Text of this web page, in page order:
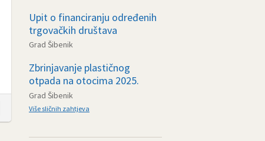
Upit o financiranju određenih
trgovačkih društava
Grad Šibenik
Zbrinjavanje plastičnog
otpada na otocima 2025.
Grad Šibenik
Više sličnih zahtjeva